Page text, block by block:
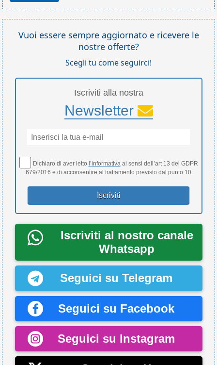
Vuoi essere sempre aggiornato e ricevere le
nostre offerte?
Scegli tu come seguirci!
Iscriviti alla nostra
Newsletter
Dichiaro di aver letto l’informativaai sensi dell’art 13 del GDPR
679/2016 e di acconsentire al trattamento previsto dal punto 10
Iscriviti al nostro canale
Whatsapp
Seguici su Telegram
Seguici su Facebook
Seguici su Instagram